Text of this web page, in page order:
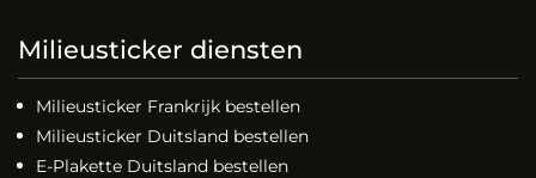
Milieusticker diensten
Milieusticker Frankrijk bestellen
Milieusticker Duitsland bestellen
E-Plakette Duitsland bestellen